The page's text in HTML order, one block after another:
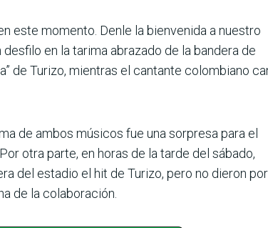
este momento. Denle la bienvenida a nuestro
en la tarima abrazado de la bandera de
de Turizo, mientras el cantante colombiano
de ambos músicos fue una sorpresa para el
otra parte, en horas de la tarde del sábado,
del estadio el hit de Turizo, pero no dieron por
de la colaboración.